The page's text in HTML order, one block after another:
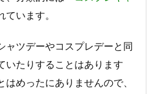
ています。
ャツデーやコスプレデーと同
いたりすることはあります
めったにありませんので、